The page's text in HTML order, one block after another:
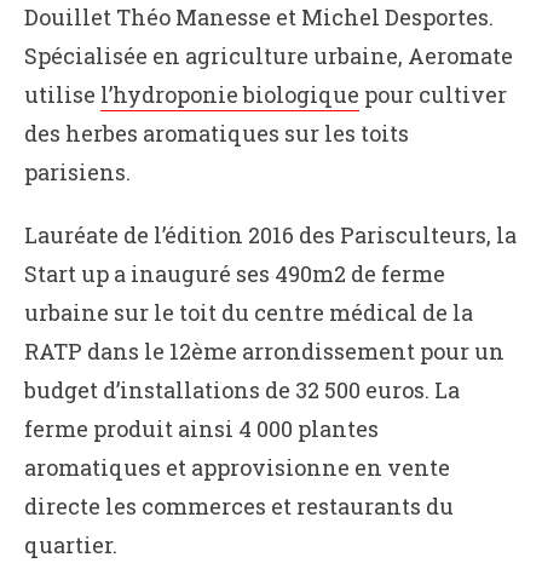
Douillet Théo Manesse et Michel Desportes.
Spécialisée en agriculture urbaine, Aeromate
utilise l’hydroponie biologique pour cultiver
des herbes aromatiques sur les toits
parisiens.
Lauréate de l’édition 2016 des Parisculteurs, la
Start up a inauguré ses 490m2 de ferme
urbaine sur le toit du centre médical de la
RATP dans le 12ème arrondissement pour un
budget d’installations de 32 500 euros. La
ferme produit ainsi 4 000 plantes
aromatiques et approvisionne en vente
directe les commerces et restaurants du
quartier.